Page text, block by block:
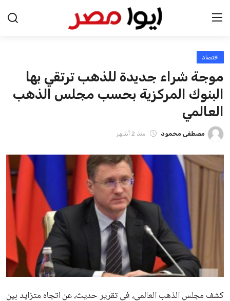
الرئيسية
اخبار مصر
عرب وعالم
اقتصاد
اخبار الرياضة
فن وثقافة
علوم وتكنولوجيا
المرأة والجمال
حوادث
اقتصاد
موجة شراء جديدة للذهب ترتقي بها
البنوك المركزية بحسب مجلس الذهب
العالمي
مصطفى محمود منذ 2 أشهر
كشف مجلس الذهب العالمي، في تقرير حديث، عن اتجاه متزايد بين